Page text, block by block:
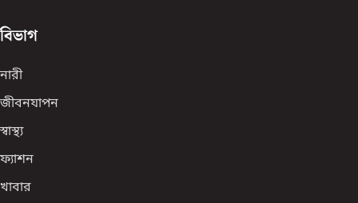
বিভাগ
নারী
জীবনযাপন
স্বাস্থ্য
ফ্যাশন
খাবার